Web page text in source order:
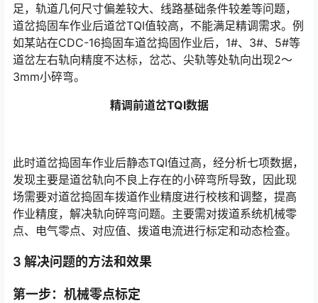
足，轨道几何尺寸偏差较大、线路基础条件较差等问题，
道岔捣固车作业后道岔TQI值较高，不能满足精调需求。例
如某站在CDC-16捣固车道岔捣固作业后，1#、3#、5#等
道岔左右轨向精度不达标，岔芯、尖轨等处轨向出现2～
3mm小碎弯。󠅅󠅃󠄵󠅂󠄪󠇖󠆨󠆨󠇕󠆞󠆒󠅬󠇘󠆭󠆘󠇙󠆝󠅵󠇗󠆭󠆁󠄐󠇗󠅹󠅸󠇖󠆍󠅳󠇖󠅹󠅰󠇖󠆌󠅹
精调前道岔TQI数据
此时道岔捣固车作业后静态TQI值过高，经分析七项数据，
发现主要是道岔轨向不良上存在的小碎弯所导致，因此现
场需要对道岔捣固车拨道作业精度进行校核和调整，提高
作业精度，解决轨向碎弯问题。主要需对拨道系统机械零
点、电气零点、对应值、拨道电流进行标定和动态检查。󠅅󠅃󠄵󠅂󠄪󠇖󠆨󠆨󠇕󠆞󠆒󠅬󠇘󠆭󠆘󠇙󠆝󠅵󠇗󠆭󠆁󠄐󠇗󠅹󠅸󠇖󠆍󠅳󠇖󠅹󠅰󠇖󠆌󠅹
3 解决问题的方法和效果
第一步：机械零点标定